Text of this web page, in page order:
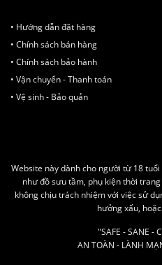
• Hướng dẫn đặt hàng
• Chính sách bán hàng
• Chính sách bảo hành
• Vận chuyển - Thanh toán
• Vệ sinh - Bảo quản
Website này dành cho người từ 18
như đồ sưu tầm, phụ kiện thời
không chịu trách nhiệm với việc sử
hưởng xấu,
"SAFE - SANE -
AN TOÀN - LÀNH